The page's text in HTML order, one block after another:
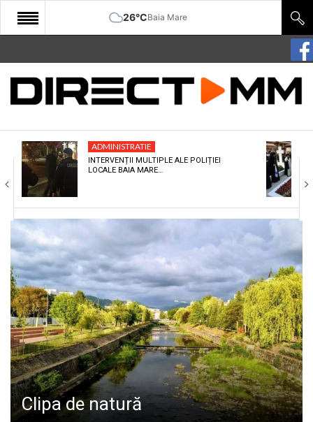
26°CBaia Mare
START
COMUNITATE
CULTURA
ECONOMIE
SANATATE
SPORT
SPECIAL
POLITIC
LIFE
ADMINISTRATIE
INTERVENȚII MULTIPLE ALE POLIȚIEI
LOCALE BAIA MARE…
Clipa de natură